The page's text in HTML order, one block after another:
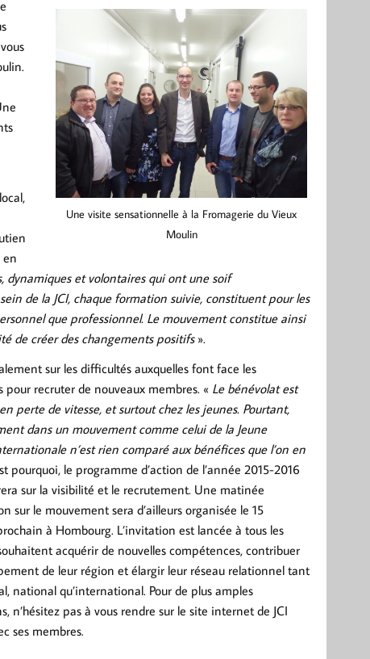
Une visite sensationnelle à la Fromagerie du Vieux
Moulin
en
dynamiques et volontaires qui ont une soif
de la JCI, chaque formation suivie, constituent pour les
que professionnel. Le mouvement constitue ainsi
de créer des changements positifs».
sur les difficultés auxquelles font face les
pour recruter de nouveaux membres. « Le bénévolat est
perte de vitesse, et surtout chez les jeunes. Pourtant,
dans un mouvement comme celui de la Jeune
n’est rien comparé aux bénéfices que l’on en
pourquoi, le programme d’action de l’année 2015-2016
sur la visibilité et le recrutement. Une matinée
sur le mouvement sera d’ailleurs organisée le 15
à Hombourg. L’invitation est lancée à tous les
acquérir de nouvelles compétences, contribuer
de leur région et élargir leur réseau relationnel tant
national qu’international. Pour de plus amples
n’hésitez pas à vous rendre sur le site internet de JCI
ses membres.